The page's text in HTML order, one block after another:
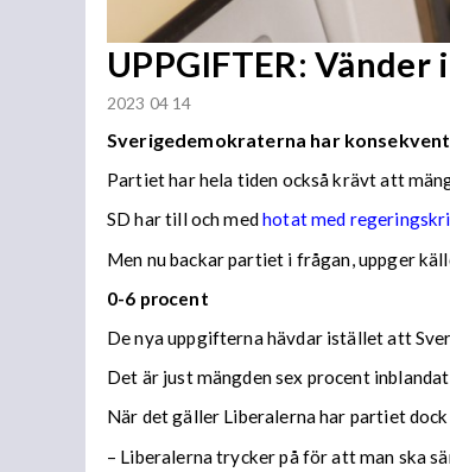
UPPGIFTER:
2023 04 14
Sverigedemokraterna har
Partiet har hela tiden också krävt att
SD har till och medhotat med
Men nu backar partiet i frågan, uppger
0-6 procent
De nya uppgifterna hävdar istället att
Det är just mängden sex procent
När det gäller Liberalerna har partiet
– Liberalerna trycker på för att man ska